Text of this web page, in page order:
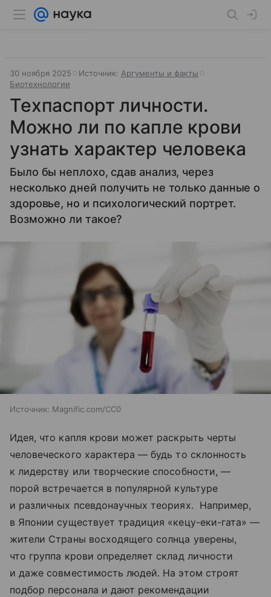
30 ноября 2025 Источник: Аргументы и факты
Биотехнологии
Техпаспорт личности.
Можно ли по капле крови
узнать характер человека
Было бы неплохо, сдав анализ, через
несколько дней получить не только данные о
здоровье, но и психологический портрет.
Возможно ли такое?
Источник: Magnific.com/CC0
Идея, что капля крови может раскрыть черты
человеческого характера — будь то склонность
к лидерству или творческие способности, —
порой встречается в популярной культуре
и различных псевдонаучных теориях. Например,
в Японии существует традиция «кецу-еки-гата» —
жители Страны восходящего солнца уверены,
что группа крови определяет склад личности
и даже совместимость людей. На этом строят
подбор персонала и дают рекомендации